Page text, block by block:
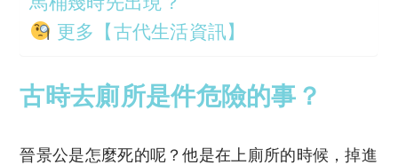
更多【古代生活資訊】
古時去廁所是件危險的事？
晉景公是怎麼死的呢？他是在上廁所的時候，掉進